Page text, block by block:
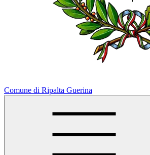
Comune di Ripalta Guerina